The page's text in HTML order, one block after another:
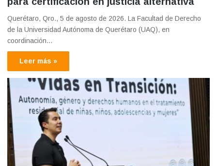
Querétaro, Qro., 5 de agosto de 2026. La Facultad de Derecho
de la Universidad Autónoma de Querétaro (UAQ), en
coordinación…
Leer más »